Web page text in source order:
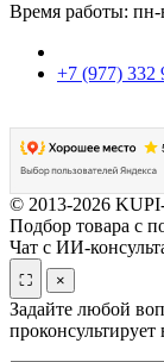
Время работы: пн-
+7 (977) 332
© 2013-2026
Подбор товара с
Чат с ИИ-
⛶ ×
Задайте любой